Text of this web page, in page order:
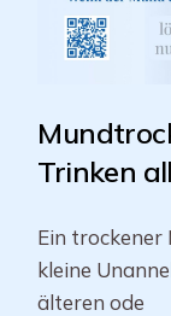
Trinken
Ein trockener
kleine
älteren ode